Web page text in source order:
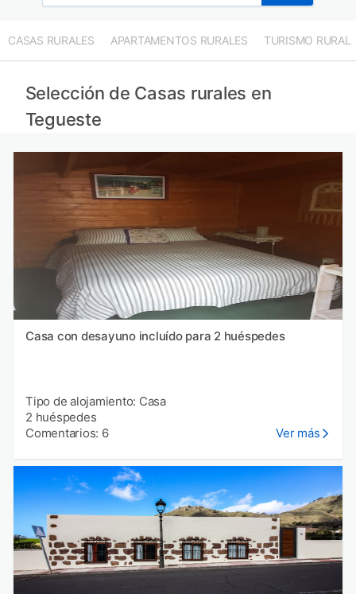
CASAS RURALES APARTAMENTOS RURALES TURISMO RURAL
Selección de Casas rurales en
Tegueste
Casa con desayuno incluído para 2 huéspedes
Tipo de alojamiento: Casa
2 huéspedes
Comentarios: 6
Ver más